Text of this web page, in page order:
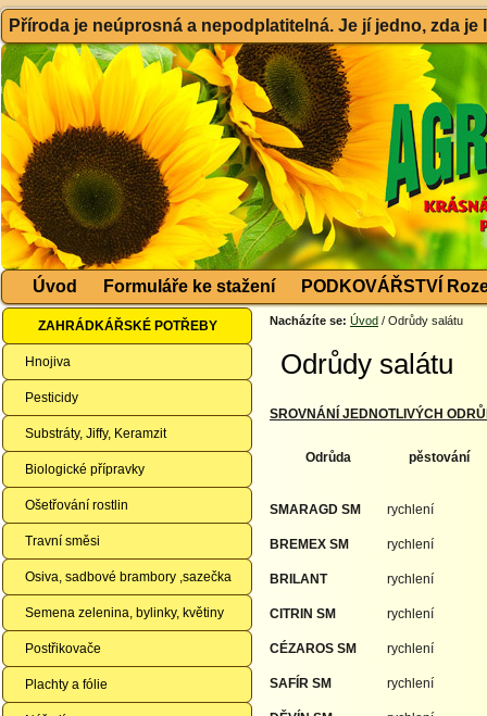
Příroda je neúprosná a nepodplatitelná. Je jí jedno, zda
Úvod Formuláře ke stažení PODKOVÁŘSTVÍ
ZAHRÁDKÁŘSKÉ POTŘEBY
Hnojiva
Pesticidy
Substráty, Jiffy, Keramzit
Biologické přípravky
Ošetřování rostlin
Travní směsi
Osiva, sadbové brambory ,sazečka
Semena zelenina, bylinky, květiny
Postřikovače
Plachty a fólie
Nacházíte se: Úvod / Odrůdy salátu
Odrůdy salátu
SROVNÁNÍ JEDNOTLIVÝCH
Odrůda pěstování
SMARAGD SM rychlení
BREMEX SM rychlení
BRILANT rychlení
CITRIN SM rychlení
CÉZAROS SM rychlení
SAFÍR SM rychlení